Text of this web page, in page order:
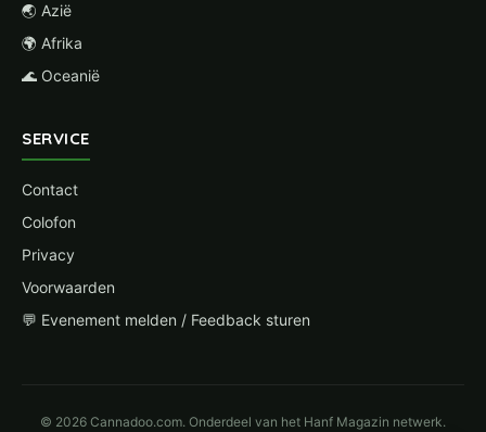
🌏 Azië
🌍 Afrika
🌊 Oceanië
SERVICE
Contact
Colofon
Privacy
Voorwaarden
💬 Evenement melden / Feedback sturen
© 2026 Cannadoo.com. Onderdeel van het Hanf Magazin netwerk.